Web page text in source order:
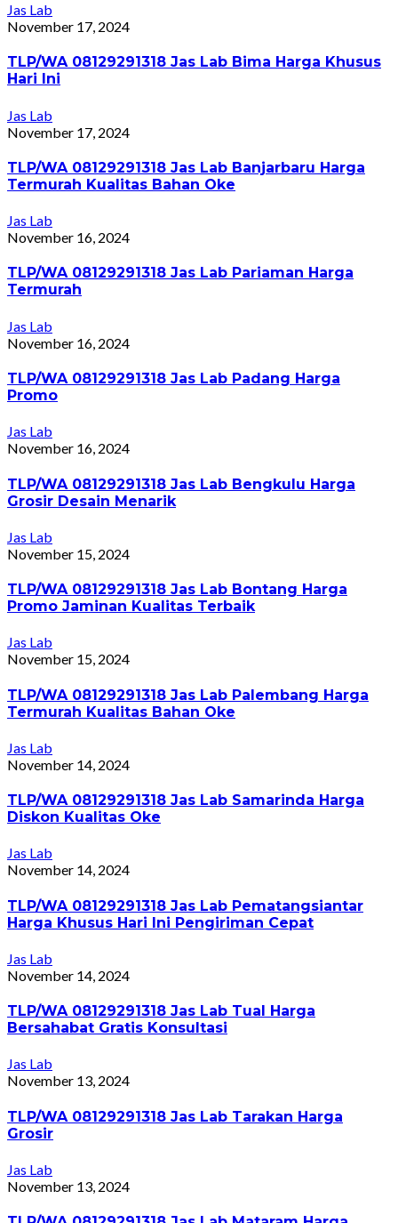
Jas Lab
November 17, 2024
TLP/WA 08129291318 Jas Lab Bima Harga Khusus
Hari Ini
Jas Lab
November 17, 2024
TLP/WA 08129291318 Jas Lab Banjarbaru Harga
Termurah Kualitas Bahan Oke
Jas Lab
November 16, 2024
TLP/WA 08129291318 Jas Lab Pariaman Harga
Termurah
Jas Lab
November 16, 2024
TLP/WA 08129291318 Jas Lab Padang Harga
Promo
Jas Lab
November 16, 2024
TLP/WA 08129291318 Jas Lab Bengkulu Harga
Grosir Desain Menarik
Jas Lab
November 15, 2024
TLP/WA 08129291318 Jas Lab Bontang Harga
Promo Jaminan Kualitas Terbaik
Jas Lab
November 15, 2024
TLP/WA 08129291318 Jas Lab Palembang Harga
Termurah Kualitas Bahan Oke
Jas Lab
November 14, 2024
TLP/WA 08129291318 Jas Lab Samarinda Harga
Diskon Kualitas Oke
Jas Lab
November 14, 2024
TLP/WA 08129291318 Jas Lab Pematangsiantar
Harga Khusus Hari Ini Pengiriman Cepat
Jas Lab
November 14, 2024
TLP/WA 08129291318 Jas Lab Tual Harga
Bersahabat Gratis Konsultasi
Jas Lab
November 13, 2024
TLP/WA 08129291318 Jas Lab Tarakan Harga
Grosir
Jas Lab
November 13, 2024